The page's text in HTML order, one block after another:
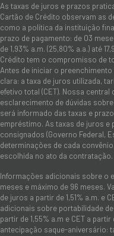
As taxas de juros e prazos
Cartão de Crédito observam as
como a política da instituição
prazo de pagamento: de 03
de 1,93% a.m. (25,80% a.a.) até
Crédito tem o compromisso de
Antes de iniciar o
clara: a taxa de juros utilizada,
efetivo total (CET). Nossa
esclarecimento de dúvidas
será informado das taxas e
empréstimo. As taxas de juros
consignados (Governo Federal,
determinações de cada
escolhida no ato da contratação.
Informações adicionais sobre o
meses e máximo de 96 meses.
de juros a partir de 1,51% a.m. e
adicionais sobre portabilidade
partir de 1,55% a.m e CET a
antecipação saque-aniversário: